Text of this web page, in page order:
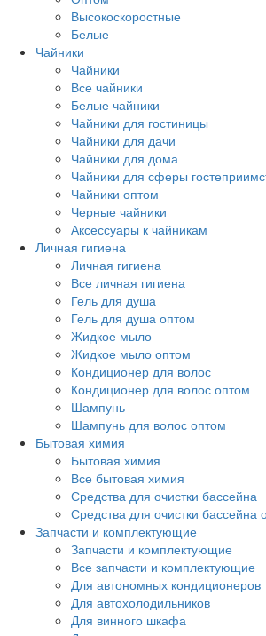
Высокоскоростные
Белые
Чайники
Чайники
Все чайники
Белые чайники
Чайники для гостиницы
Чайники для дачи
Чайники для дома
Чайники для сферы
Чайники оптом
Черные чайники
Аксессуары к чайникам
Личная гигиена
Личная гигиена
Все личная гигиена
Гель для душа
Гель для душа оптом
Жидкое мыло
Жидкое мыло оптом
Кондиционер для волос
Кондиционер для волос оптом
Шампунь
Шампунь для волос оптом
Бытовая химия
Бытовая химия
Все бытовая химия
Средства для очистки бассейна
Средства для очистки бассейна
Запчасти и комплектующие
Запчасти и комплектующие
Все запчасти и комплектующие
Для автономных кондиционеров
Для автохолодильников
Для винного шкафа